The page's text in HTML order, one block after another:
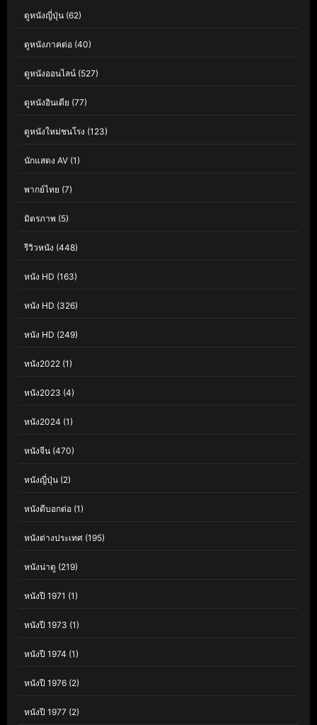
ดูหนังญี่ปุ่น (62)
ดูหนังภาคต่อ (40)
ดูหนังออนไลน์ (527)
ดูหนังอินเดีย (77)
ดูหนังใหม่ชนโรง (123)
นักแสดง AV (1)
พากย์ไทย (7)
มิตรภาพ (5)
รีวิวหนัง (448)
หนัง HD (163)
หนัง HD (326)
หนัง HD (249)
หนัง2022 (1)
หนัง2023 (4)
หนัง2024 (1)
หนังจีน (470)
หนังญี่ปุ่น (2)
หนังดีบอกต่อ (1)
หนังต่างประเทศ (195)
หนังน่าดู (219)
หนังปี 1971 (1)
หนังปี 1973 (1)
หนังปี 1974 (1)
หนังปี 1976 (2)
หนังปี 1977 (2)